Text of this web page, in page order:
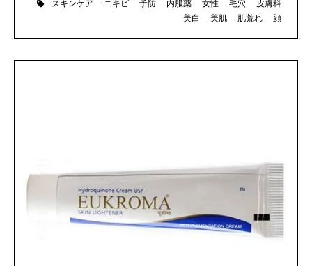
スキンケア ニキビ 予防 内服薬 女性 毛穴
皮膚科
美白
美肌 肌荒れ 顔